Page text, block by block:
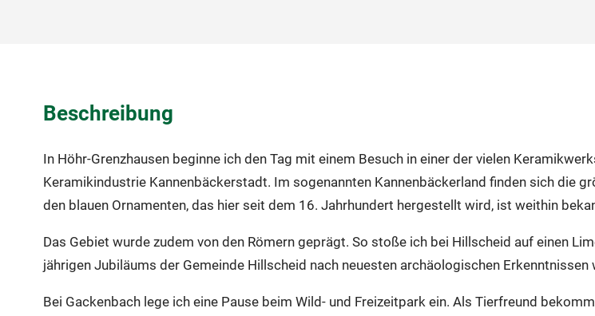
Beschreibung
In Höhr-Grenzhausen beginne ich den Tag mit einem Besuch in einer der vielen
Keramikindustrie Kannenbäckerstadt. Im sogenannten Kannenbäckerland finden sich die
den blauen Ornamenten, das hier seit dem 16. Jahrhundert hergestellt wird, ist weithin
Das Gebiet wurde zudem von den Römern geprägt. So stoße ich bei Hillscheid auf einen
jährigen Jubiläums der Gemeinde Hillscheid nach neuesten archäologischen
Bei Gackenbach lege ich eine Pause beim Wild- und Freizeitpark ein. Als Tierfreund